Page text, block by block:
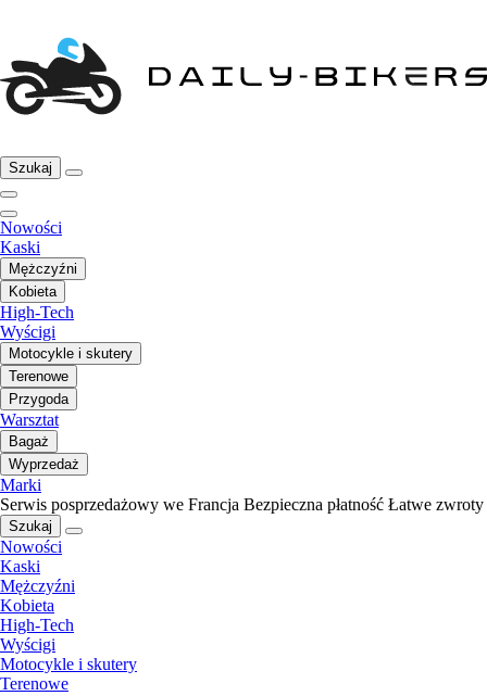
Szukaj
Nowości
Kaski
Mężczyźni
Kobieta
High-Tech
Wyścigi
Motocykle i skutery
Terenowe
Przygoda
Warsztat
Bagaż
Wyprzedaż
Marki
Serwis posprzedażowy we Francja Bezpieczna płatność Łatwe zwroty
Szukaj
Nowości
Kaski
Mężczyźni
Kobieta
High-Tech
Wyścigi
Motocykle i skutery
Terenowe